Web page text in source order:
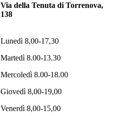
Via della Tenuta di Torrenova,
138
Lunedì 8,00-17,30
Martedì 8.00-13.30
Mercoledì 8.00-18.00
Giovedì 8,00-19,00
Venerdì 8,00-15,00